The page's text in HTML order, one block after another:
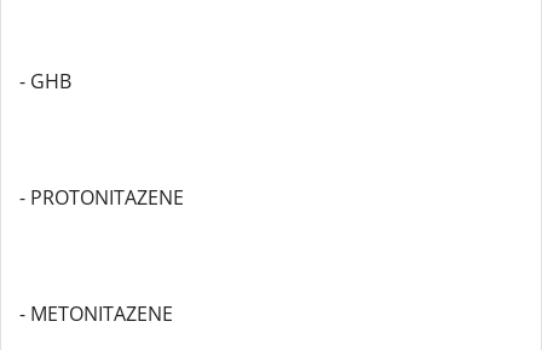
- GHB
- PROTONITAZENE
- METONITAZENE